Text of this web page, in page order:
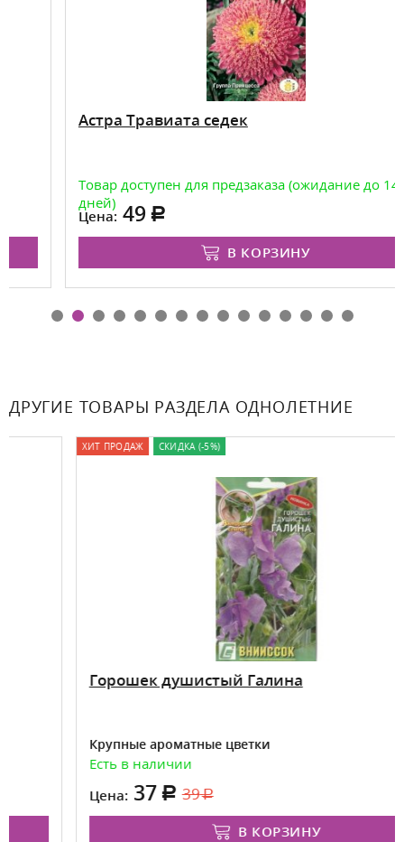
Астра Травиата седек
Товар доступен для предзаказа (ожидание до 14
Цена: 49
В КОРЗИНУ
ДРУГИЕ ТОВАРЫ РАЗДЕЛА ОДНОЛЕТНИЕ
ХИТ ПРОДАЖ СКИДКА (-5%)
Горошек душистый Галина
Крупные ароматные цветки
Есть в наличии
37 39
В КОРЗИНУ